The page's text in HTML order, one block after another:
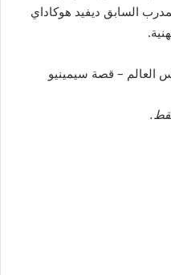
السابق ديفيد هوكاداي
العالم – قصة سيمينيو